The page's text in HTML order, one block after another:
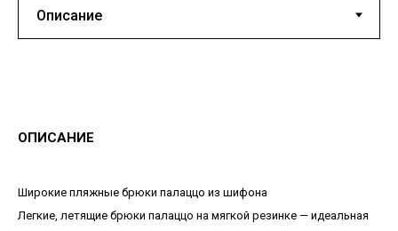
ОПИСАНИЕ
Широкие пляжные брюки палаццо из шифона
Легкие, летящие брюки палаццо на мягкой резинке — идеальная